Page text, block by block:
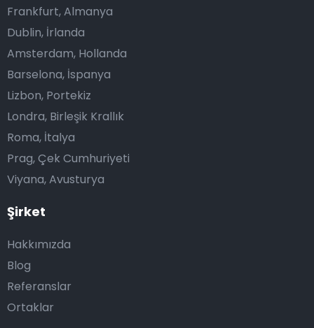
Şirket
Hakkımızda
Blog
Referanslar
Ortaklar
Frankfurt, Almanya
Dublin, İrlanda
Amsterdam, Hollanda
Barselona, İspanya
Lizbon, Portekiz
Londra, Birleşik Krallık
Roma, İtalya
Prag, Çek Cumhuriyeti
Viyana, Avusturya